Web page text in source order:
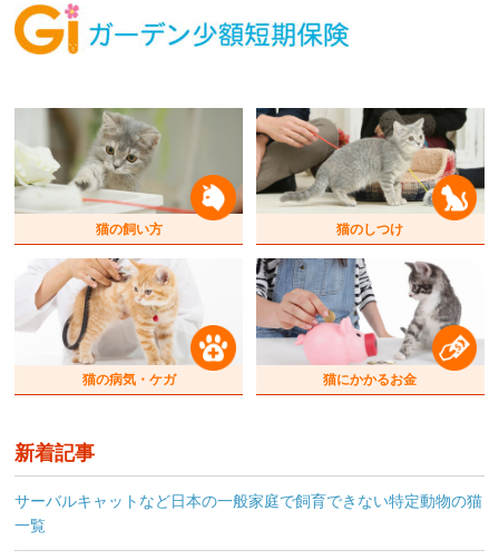
猫の飼い方 猫のしつけ
猫の病気・ケガ 猫にかかるお金
新着記事
サーバルキャットなど日本の一般家庭で飼育できない特定動物の猫
一覧